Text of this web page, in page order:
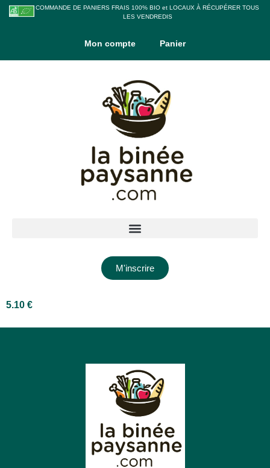
COMMANDE DE PANIERS FRAIS 100% BIO et LOCAUX À RÉCUPÉRER TOUS
LES VENDREDIS
Mon compte Panier
M'inscrire
5.10 €